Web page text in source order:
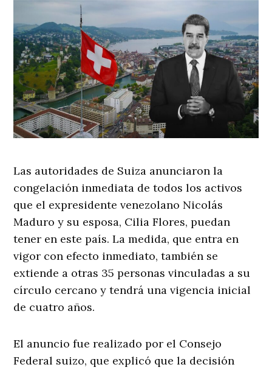
Las autoridades de Suiza anunciaron la
congelación inmediata de todos los activos
que el expresidente venezolano Nicolás
Maduro y su esposa, Cilia Flores, puedan
tener en este país. La medida, que entra en
vigor con efecto inmediato, también se
extiende a otras 35 personas vinculadas a su
círculo cercano y tendrá una vigencia inicial
de cuatro años.
El anuncio fue realizado por el Consejo
Federal suizo, que explicó que la decisión